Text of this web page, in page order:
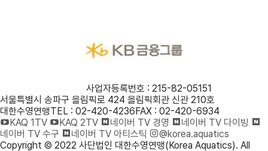
사업자등록번호 : 215-82-05151
서울특별시 송파구 올림픽로 424 올림픽회관 신관 210호
대한수영연맹TEL : 02-420-4236FAX : 02-420-6934
KAQ 1TV
KAQ 2TV 네이버 TV 경영
네이버 TV 다이빙
네이버 TV 수구
네이버 TV 아티스틱
@korea.aquatics
Copyright © 2022 사단법인 대한수영연맹(Korea Aquatics). All